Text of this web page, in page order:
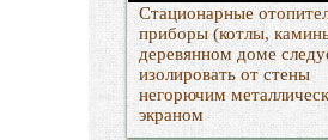
Стационарные
приборы (котлы,
деревянном доме
изолировать от стены
негорючим
экраном